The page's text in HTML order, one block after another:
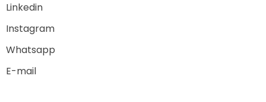
Linkedin
Instagram
Whatsapp
E-mail